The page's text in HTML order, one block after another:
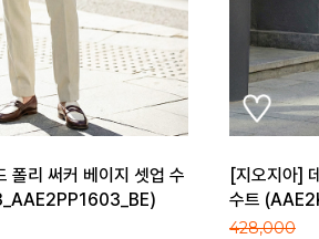
폴리 써커 베이지 셋업 수
[지오지아]
수트
428,000